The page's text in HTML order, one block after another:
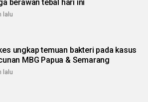
berawan tebal hari ini
lalu
ungkap temuan bakteri pada kasus
MBG Papua & Semarang
lalu